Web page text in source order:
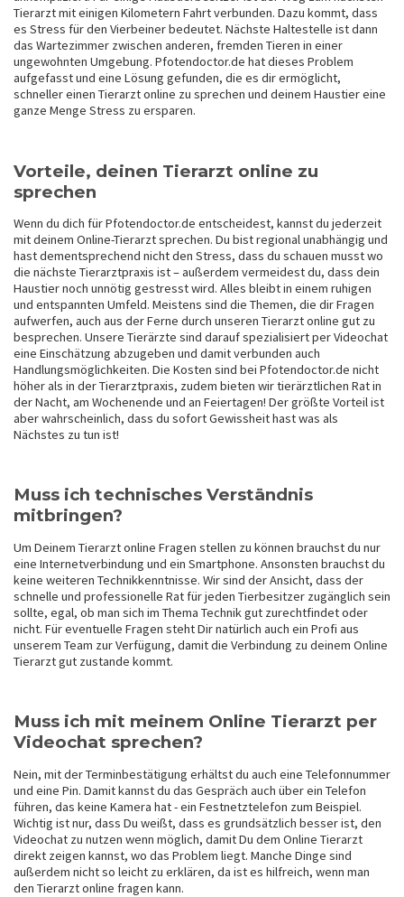
Tierarzt mit einigen Kilometern Fahrt verbunden. Dazu kommt, dass
es Stress für den Vierbeiner bedeutet. Nächste Haltestelle ist dann
das Wartezimmer zwischen anderen, fremden Tieren in einer
ungewohnten Umgebung. Pfotendoctor.de hat dieses Problem
aufgefasst und eine Lösung gefunden, die es dir ermöglicht,
schneller einen Tierarzt online zu sprechen und deinem Haustier eine
ganze Menge Stress zu ersparen.
Vorteile, deinen Tierarzt online zu
sprechen
Wenn du dich für Pfotendoctor.de entscheidest, kannst du jederzeit
mit deinem Online-Tierarzt sprechen. Du bist regional unabhängig und
hast dementsprechend nicht den Stress, dass du schauen musst wo
die nächste Tierarztpraxis ist – außerdem vermeidest du, dass dein
Haustier noch unnötig gestresst wird. Alles bleibt in einem ruhigen
und entspannten Umfeld. Meistens sind die Themen, die dir Fragen
aufwerfen, auch aus der Ferne durch unseren Tierarzt online gut zu
besprechen. Unsere Tierärzte sind darauf spezialisiert per Videochat
eine Einschätzung abzugeben und damit verbunden auch
Handlungsmöglichkeiten. Die Kosten sind bei Pfotendoctor.de nicht
höher als in der Tierarztpraxis, zudem bieten wir tierärztlichen Rat in
der Nacht, am Wochenende und an Feiertagen! Der größte Vorteil ist
aber wahrscheinlich, dass du sofort Gewissheit hast was als
Nächstes zu tun ist!
Muss ich technisches Verständnis
mitbringen?
Um Deinem Tierarzt online Fragen stellen zu können brauchst du nur
eine Internetverbindung und ein Smartphone. Ansonsten brauchst du
keine weiteren Technikkenntnisse. Wir sind der Ansicht, dass der
schnelle und professionelle Rat für jeden Tierbesitzer zugänglich sein
sollte, egal, ob man sich im Thema Technik gut zurechtfindet oder
nicht. Für eventuelle Fragen steht Dir natürlich auch ein Profi aus
unserem Team zur Verfügung, damit die Verbindung zu deinem Online
Tierarzt gut zustande kommt.
Muss ich mit meinem Online Tierarzt per
Videochat sprechen?
Nein, mit der Terminbestätigung erhältst du auch eine Telefonnummer
und eine Pin. Damit kannst du das Gespräch auch über ein Telefon
führen, das keine Kamera hat - ein Festnetztelefon zum Beispiel.
Wichtig ist nur, dass Du weißt, dass es grundsätzlich besser ist, den
Videochat zu nutzen wenn möglich, damit Du dem Online Tierarzt
direkt zeigen kannst, wo das Problem liegt. Manche Dinge sind
außerdem nicht so leicht zu erklären, da ist es hilfreich, wenn man
den Tierarzt online fragen kann.